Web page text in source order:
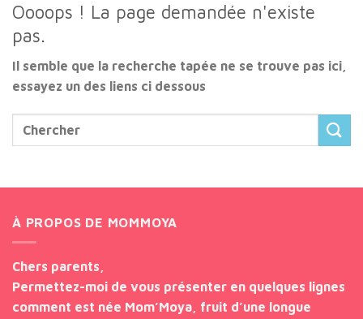
Oooops ! La page demandée n'existe
pas.
Il semble que la recherche tapée ne se trouve pas ici,
essayez un des liens ci dessous
À PROPOS DE MOMMOYA
Chers parents,
Permettez-moi de vous présenter en quelques lignes
comment est née Mom’Moya, fruit d’une longue